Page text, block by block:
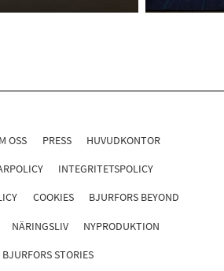
OSS PRESS HUVUDKONTOR
INTEGRITETSPOLICY
COOKIES BJURFORS BEYOND
NÄRINGSLIV NYPRODUKTION
BJURFORS STORIES